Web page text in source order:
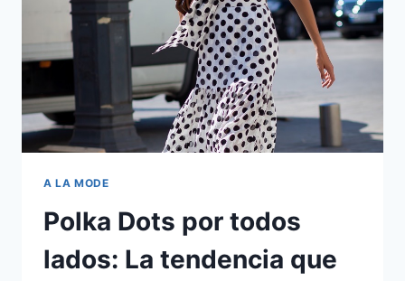
FALDA
ENVOLVENTE
A LA MODE
Polka Dots por todos
lados: La tendencia que